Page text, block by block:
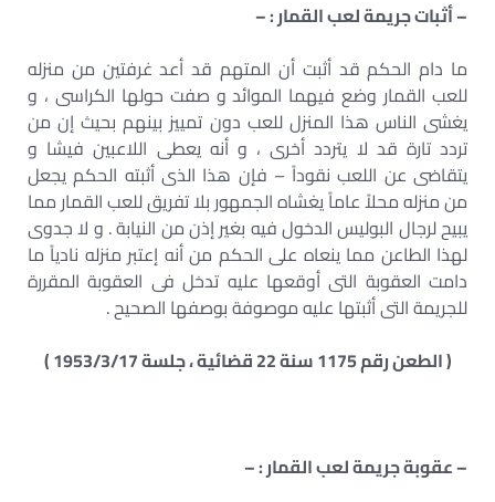
– أثبات جريمة لعب القمار : –
ما دام الحكم قد أثبت أن المتهم قد أعد غرفتين من منزله
للعب القمار وضع فيهما الموائد و صفت حولها الكراسى ، و
يغشى الناس هذا المنزل للعب دون تمييز بينهم بحيث إن من
تردد تارة قد لا يتردد أخرى ، و أنه يعطى اللاعبين فيشا و
يتقاضى عن اللعب نقوداً – فإن هذا الذى أثبته الحكم يجعل
من منزله محلاً عاماً يغشاه الجمهور بلا تفريق للعب القمار مما
يبيح لرجال البوليس الدخول فيه بغير إذن من النيابة . و لا جدوى
لهذا الطاعن مما ينعاه على الحكم من أنه إعتبر منزله نادياً ما
دامت العقوبة التى أوقعها عليه تدخل فى العقوبة المقررة
للجريمة التى أثبتها عليه موصوفة بوصفها الصحيح .
( الطعن رقم 1175 سنة 22 قضائية ، جلسة 1953/3/17 )
– عقوبة جريمة لعب القمار : –